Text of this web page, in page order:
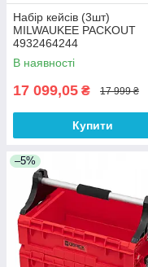
Набір кейсів (3шт)
MILWAUKEE PACKOUT
4932464244
В наявності
17 099,05 ₴ 17 999 ₴
Купити
–5%